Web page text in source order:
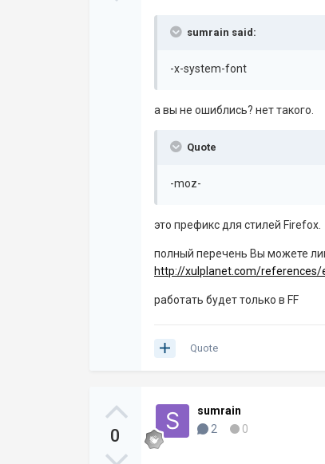
sumrain said:
-x-system-font
а вы не ошиблись? нет такого.
Quote
-moz-
это префикс для стилей Firefox.
полный перечень Вы можете
http://xulplanet.com/references/
работать будет только в FF
Quote
0
sumrain
2
0